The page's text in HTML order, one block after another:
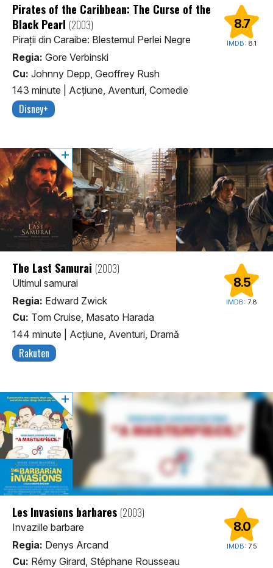
8.7
IMDB: 8.1
Pirates of the Caribbean: The Curse of the
Black Pearl (2003)
Pirații din Caraibe: Blestemul Perlei Negre
Regia: Gore Verbinski
Cu: Johnny Depp, Geoffrey Rush
143 minute
Acţiune, Aventuri, Comedie
Disney+
8.5
IMDB: 7.8
The Last Samurai (2003)
Ultimul samurai
Regia: Edward Zwick
Cu: Tom Cruise, Masato Harada
144 minute
Acţiune, Aventuri, Dramă
Rakuten
8.0
IMDB: 7.5
Les Invasions barbares (2003)
Invaziile barbare
Regia: Denys Arcand
Cu: Rémy Girard, Stéphane Rousseau